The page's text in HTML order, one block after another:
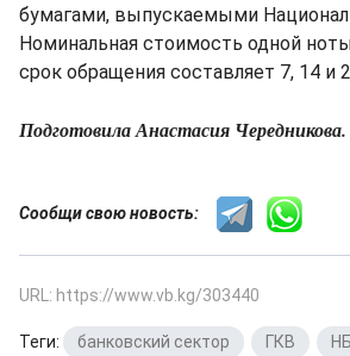
бумагами, выпускаемыми
Номинальная стоимость одной
срок обращения составляет 7, 14 и
Подготовила Анастасия Чередникова.
Сообщи свою новость:
URL: https://www.vb.kg/303440
Теги: банковский сектор ГКВ